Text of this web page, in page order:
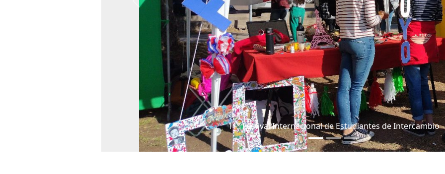
11° Festival Internacional de Estudiantes de Intercambio
Previous